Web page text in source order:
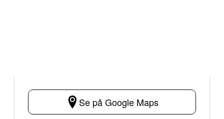
Se på Google Maps